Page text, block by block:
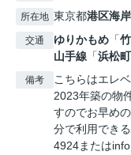
所在地 東京都港区海岸
交通 ゆりかもめ 「
山手線 「浜松町
備考
こちらはエレ
2023年築の物
すのでお早め
分で利用でき
4924または